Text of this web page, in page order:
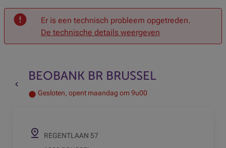
Er is een technisch probleem opgetreden.
De technische details weergeven
Terug naar de vorige pagina
BEOBANK BR BRUSSEL
Gesloten, opent maandag om 9u00
REGENTLAAN 57